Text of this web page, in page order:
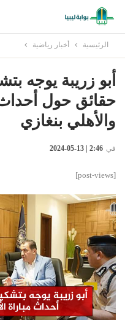
الرئيسية أخبار رياضية
أبو زريبة يوجه
حقائق حول أحداث
والأهلي بنغازي
في 2:46 | 13-05-2024
[post-views]